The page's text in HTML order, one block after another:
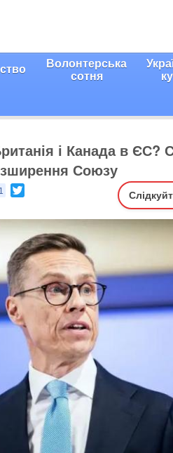
Волонтерська
сотня
і Канада в ЄС?
Союзу